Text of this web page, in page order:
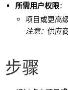
所需用户权限：
项目或更高
注意：供应
步骤